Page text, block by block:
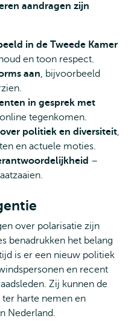
aandragen zijn
in de Tweede Kamer
en toon respect.
aan, bijvoorbeeld
in gesprek met
tegenkomen.
politiek en diversiteit,
en actuele moties.
–
over polarisatie zijn
benadrukken het belang
is er een nieuw politiek
en recent
Zij kunnen de
harte nemen en
Nederland.